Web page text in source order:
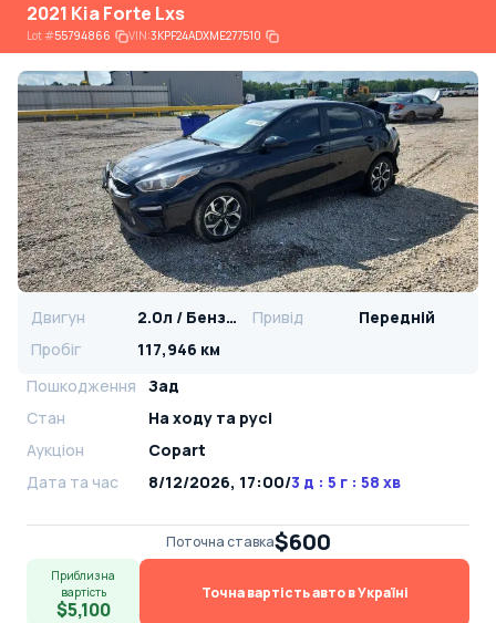
2021 Kia Forte Lxs
Lot#55794866 VIN:3KPF24ADXME277510
Двигун 2.0л / Бензин Привід
Передній
Пробіг
117,946 км
Пошкодження
Зад
Стан
На ​​ходу та русі
Аукціон
Copart
Дата та час
8/12/2026, 17:00/3 д : 5 г : 58 хв
Поточна ставка$600
Приблизна
вартість
$5,100
Точна вартість авто в Україні